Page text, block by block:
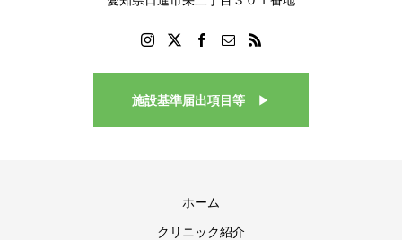
施設基準届出項目等 ▶
ホーム
クリニック紹介